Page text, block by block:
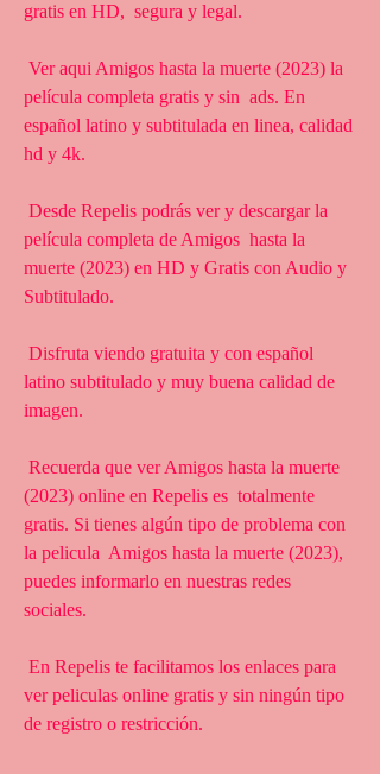
gratis en HD,  segura y legal.
película completa gratis y sin  ads. En
español latino y subtitulada en linea, calidad
hd y 4k.
película completa de Amigos  hasta la
muerte (2023) en HD y Gratis con Audio y
Subtitulado.
latino subtitulado y muy buena calidad de
imagen.
(2023) online en Repelis es  totalmente
gratis. Si tienes algún tipo de problema con
la pelicula  Amigos hasta la muerte (2023),
puedes informarlo en nuestras redes
sociales.
ver peliculas online gratis y sin ningún tipo
de registro o restricción.